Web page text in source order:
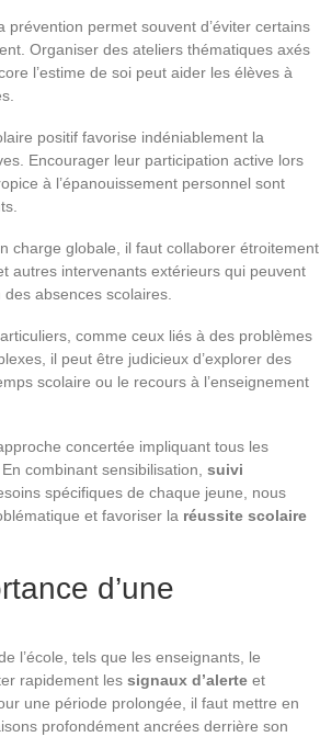
prévention permet souvent d’éviter certains
Organiser des ateliers thématiques axés
l’estime de soi peut aider les élèves à
positif favorise indéniablement la
Encourager leur participation active lors
à l’épanouissement personnel sont
charge globale, il faut collaborer étroitement
autres intervenants extérieurs qui peuvent
absences scolaires.
comme ceux liés à des problèmes
il peut être judicieux d’explorer des
scolaire ou le recours à l’enseignement
concertée impliquant tous les
combinant sensibilisation, suivi
spécifiques de chaque jeune, nous
et favoriser la réussite scolaire
d’une
l’école, tels que les enseignants, le
rapidement les signaux d’alerte et
une période prolongée, il faut mettre en
profondément ancrées derrière son